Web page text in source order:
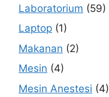
Laboratorium (59)
Laptop (1)
Makanan (2)
Mesin (4)
Mesin Anestesi (4)